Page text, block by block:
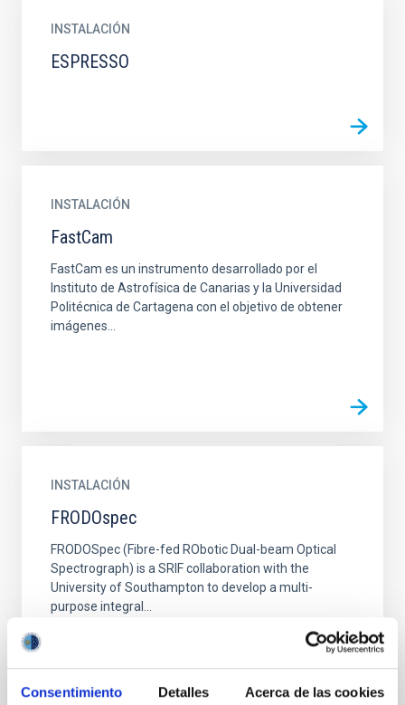
Consentimiento Detalles Acerca de las cookies
INSTALACIÓN
ESPRESSO
INSTALACIÓN
FastCam
FastCam es un instrumento desarrollado por el
Instituto de Astrofísica de Canarias y la Universidad
Politécnica de Cartagena con el objetivo de obtener
imágenes...
INSTALACIÓN
FRODOspec
FRODOSpec (Fibre-fed RObotic Dual-beam Optical
Spectrograph) is a SRIF collaboration with the
University of Southampton to develop a multi-
purpose integral...